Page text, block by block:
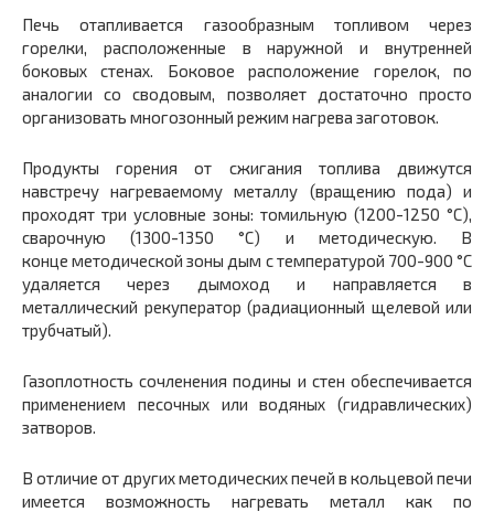
Печь отапливается газообразным топливом через
горелки, расположенные в наружной и внутренней
боковых стенах. Боковое расположение горелок, по
аналогии со сводовым, позволяет достаточно просто
организовать многозонный режим нагрева заготовок.
Продукты горения от сжигания топлива движутся
навстречу нагреваемому металлу (вращению пода) и
проходят три условные зоны: томильную (1200-1250 °С),
сварочную (1300-1350 °С) и методическую. В
конце методической зоны дым с температурой 700-900 °С
удаляется через дымоход и направляется в
металлический рекуператор (радиационный щелевой или
трубчатый).
Газоплотность сочленения подины и стен обеспечивается
применением песочных или водяных (гидравлических)
затворов.
В отличие от других методических печей в кольцевой печи
имеется возможность нагревать металл как по